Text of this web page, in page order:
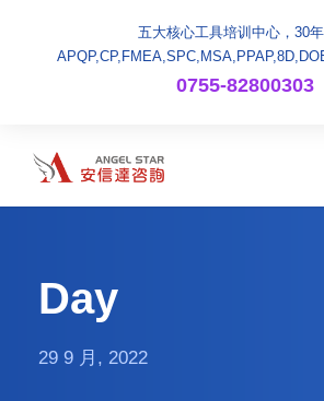
五大核心工具培训中心，30
0755-82800303
Day
29 9 月, 2022